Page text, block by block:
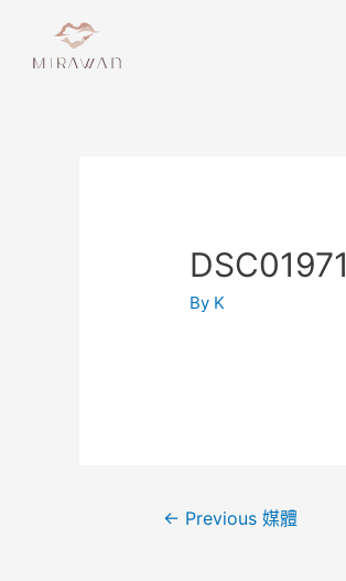
DSC01971
By K
← Previous 媒體